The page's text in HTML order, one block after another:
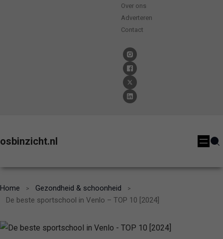
Over ons
Adverteren
Contact
osbinzicht.nl
Home
Gezondheid & schoonheid
De beste sportschool in Venlo – TOP 10 [2024]